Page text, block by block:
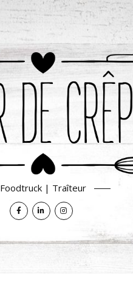
Foodtruck | Traîteur